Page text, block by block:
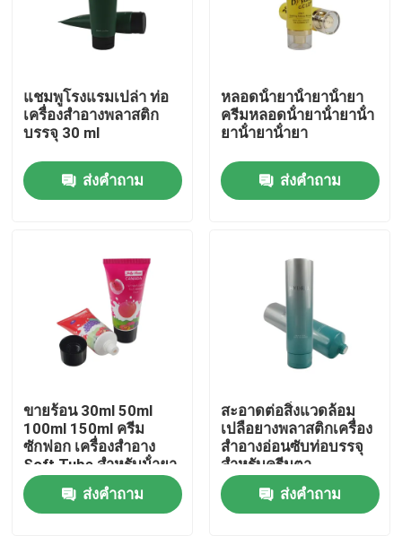
สินค้า
เกี่ยวกับเรา
ทัวร์โรงงาน
การควบคุมคุณภาพ
แชมพูโรงแรมเปล่า ท่อ
เครื่องสําอางพลาสติก
บรรจุ 30 ml
ส่งคำถาม
หลอดน้ํายาน้ํายาน้ํายา
ครีมหลอดน้ํายาน้ํายาน้ํา
ยาน้ํายาน้ํายา
ส่งคำถาม
ขายร้อน 30ml 50ml
100ml 150ml ครีม
ซักฟอก เครื่องสําอาง
Soft Tube สําหรับน้ํายา
ผสมร่างกาย ครีมมือ
เครื่องสําอางท่อ
ส่งคำถาม
สะอาดต่อสิ่งแวดล้อม
เปลือยางพลาสติกเครื่อง
สําอางอ่อนซับท่อบรรจุ
สําหรับครีมตา
ส่งคำถาม